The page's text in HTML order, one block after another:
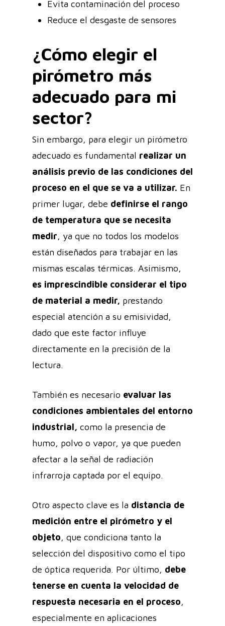
Evita contaminación del proceso
Reduce el desgaste de sensores
¿Cómo elegir el
pirómetro más
adecuado para mi
sector?
Sin embargo, para elegir un pirómetro
adecuado es fundamental realizar un
análisis previo de las condiciones del
proceso en el que se va a utilizar. En
primer lugar, debe definirse el rango
de temperatura que se necesita
medir, ya que no todos los modelos
están diseñados para trabajar en las
mismas escalas térmicas. Asimismo,
es imprescindible considerar el tipo
de material a medir, prestando
especial atención a su emisividad,
dado que este factor influye
directamente en la precisión de la
lectura.
También es necesario evaluar las
condiciones ambientales del entorno
industrial, como la presencia de
humo, polvo o vapor, ya que pueden
afectar a la señal de radiación
infrarroja captada por el equipo.
Otro aspecto clave es la distancia de
medición entre el pirómetro y el
objeto, que condiciona tanto la
selección del dispositivo como el tipo
de óptica requerida. Por último, debe
tenerse en cuenta la velocidad de
respuesta necesaria en el proceso,
especialmente en aplicaciones